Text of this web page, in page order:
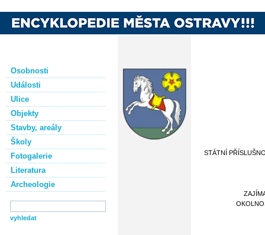
Osobnosti
Události
Ulice
Objekty
Stavby, areály
Školy
Fotogalerie
Literatura
Archeologie
STÁTNÍ